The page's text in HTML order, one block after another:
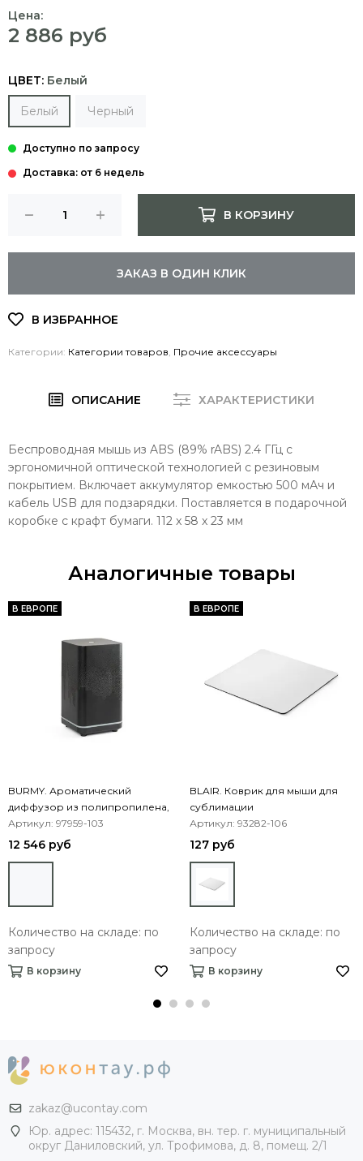
Цена:
2 886 руб
ЦВЕТ: Белый
Белый Черный
Доставка: от 6 недель
В КОРЗИНУ
ЗАКАЗ В ОДИН КЛИК
Категории: Категории товаров Прочие аксессуары
ОПИСАНИЕ ХАРАКТЕРИСТИКИ
Беспроводная мышь из ABS (89% rABS) 2.4 ГГц с
эргономичной оптической технологией с резиновым
покрытием. Включает аккумулятор емкостью 500 мАч и
кабель USB для подзарядки. Поставляется в подарочной
коробке с крафт бумаги. 112 x 58 x 23 мм
Аналогичные товары
В ЕВРОПЕ
BURMY. Ароматический
диффузор из полипропилена,
ABS и металла
Артикул: 97959-103
12 546 руб
Количество на складе: по
запросу
В корзину
В ЕВРОПЕ
BLAIR. Коврик для мыши для
сублимации
Артикул: 93282-106
127 руб
Количество на складе: по
запросу
В корзину
zakaz@ucontay.com
Юр. адрес: 115432, г. Москва, вн. тер. г. муниципальный
округ Даниловский, ул. Трофимова, д. 8, помещ. 2/1